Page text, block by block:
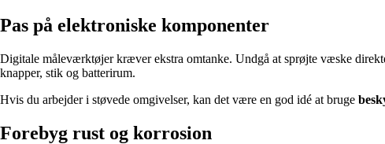
Pas på elektroniske komponenter
Digitale måleværktøjer kræver ekstra omtanke. Undgå at sprøjte væske
knapper, stik og batterirum.
Hvis du arbejder i støvede omgivelser, kan det være en god idé at bruge
Forebyg rust og korrosion